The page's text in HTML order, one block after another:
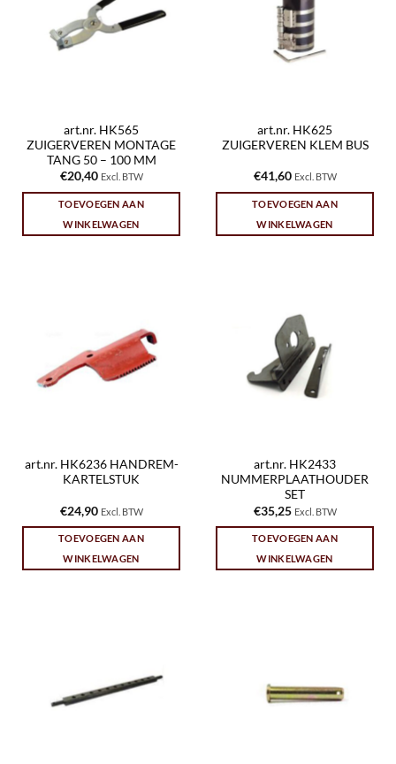
art.nr. HK565
ZUIGERVEREN MONTAGE
TANG 50 – 100 MM
€20,40 Excl. BTW
TOEVOEGEN AAN
WINKELWAGEN
art.nr. HK625
ZUIGERVEREN KLEM BUS
€41,60 Excl. BTW
TOEVOEGEN AAN
WINKELWAGEN
art.nr. HK6236 HANDREM-
KARTELSTUK
€24,90 Excl. BTW
TOEVOEGEN AAN
WINKELWAGEN
art.nr. HK2433
NUMMERPLAATHOUDER
SET
€35,25 Excl. BTW
TOEVOEGEN AAN
WINKELWAGEN